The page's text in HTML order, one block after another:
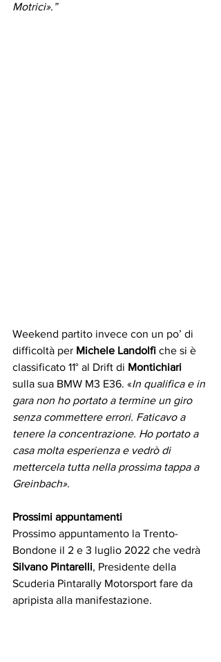
Motrici».”
Weekend partito invece con un po’ di
difficoltà per Michele Landolfi che si è
classificato 11° al Drift di Montichiari
sulla sua BMW M3 E36. «In qualifica e in
gara non ho portato a termine un giro
senza commettere errori. Faticavo a
tenere la concentrazione. Ho portato a
casa molta esperienza e vedrò di
mettercela tutta nella prossima tappa a
Greinbach».
Prossimi appuntamenti
Prossimo appuntamento la Trento-
Bondone il 2 e 3 luglio 2022 che vedrà
Silvano Pintarelli, Presidente della
Scuderia Pintarally Motorsport fare da
apripista alla manifestazione.